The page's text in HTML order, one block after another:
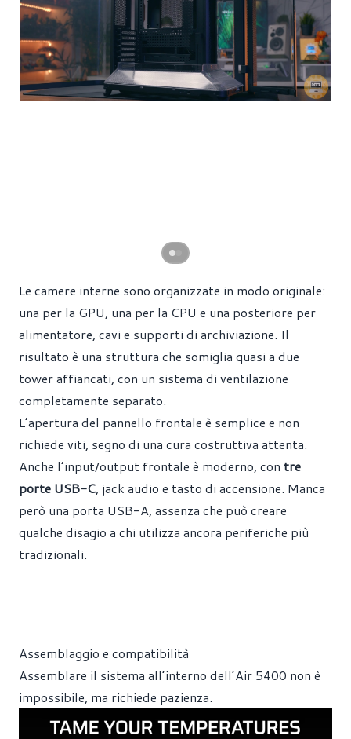
Le camere interne sono organizzate in modo originale:
una per la GPU, una per la CPU e una posteriore per
alimentatore, cavi e supporti di archiviazione. Il
risultato è una struttura che somiglia quasi a due
tower affiancati, con un sistema di ventilazione
completamente separato.
L’apertura del pannello frontale è semplice e non
richiede viti, segno di una cura costruttiva attenta.
Anche l’input/output frontale è moderno, con tre
porte USB-C, jack audio e tasto di accensione. Manca
però una porta USB-A, assenza che può creare
qualche disagio a chi utilizza ancora periferiche più
tradizionali.
Assemblaggio e compatibilità
Assemblare il sistema all’interno dell’Air 5400 non è
impossibile, ma richiede pazienza.